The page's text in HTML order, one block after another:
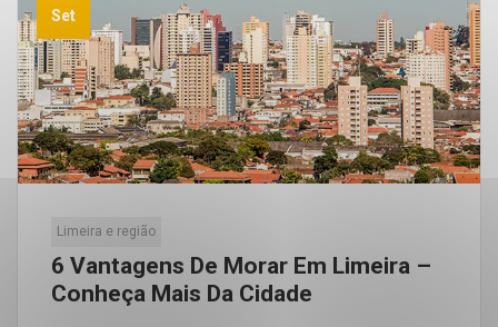
Set
Limeira e região
6 Vantagens De Morar Em Limeira –
Conheça Mais Da Cidade